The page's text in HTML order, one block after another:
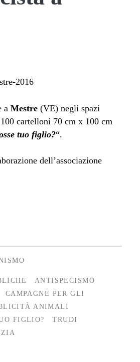
aMestre (VE) negli spazi
cartelloni 70 cm x 100 cm
tuo figlio?“.
dell’associazione
ANTISPECISMO
CAMPAGNE PER GLI
ANIMALI
FIGLIO?
TRUDI